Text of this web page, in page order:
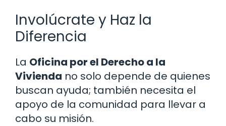
Involúcrate y Haz la
Diferencia
La Oficina por el Derecho a la
Vivienda no solo depende de quienes
buscan ayuda; también necesita el
apoyo de la comunidad para llevar a
cabo su misión.